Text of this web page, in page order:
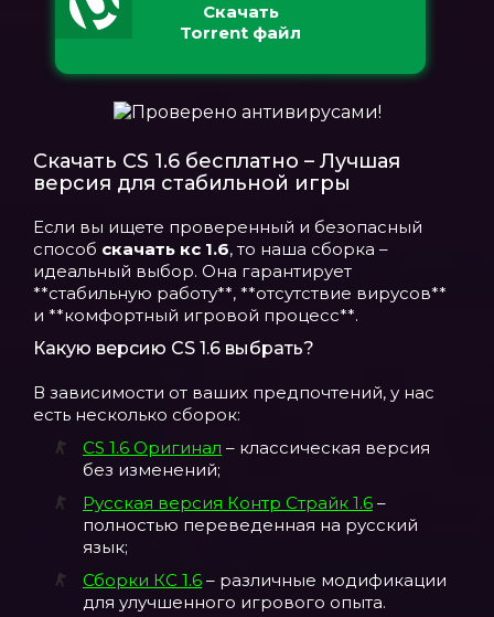
Скачать
Torrent файл
Скачать CS 1.6 бесплатно – Лучшая
версия для стабильной игры
Если вы ищете проверенный и безопасный
способ скачать кс 1.6, то наша сборка –
идеальный выбор. Она гарантирует
**стабильную работу**, **отсутствие вирусов**
и **комфортный игровой процесс**.
Какую версию CS 1.6 выбрать?
В зависимости от ваших предпочтений, у нас
есть несколько сборок:
CS 1.6 Оригинал – классическая версия
без изменений;
Русская версия Контр Страйк 1.6 –
полностью переведенная на русский
язык;
Сборки КС 1.6 – различные модификации
для улучшенного игрового опыта.